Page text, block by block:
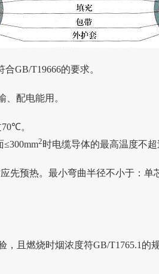
合GB/T19666的要求。
、配电能用。
70℃。
≤300mm2时电缆导体的最高温度不超
先预热。最小弯曲半径不小于：单
，且燃烧时烟浓度符GB/T1765.1 的